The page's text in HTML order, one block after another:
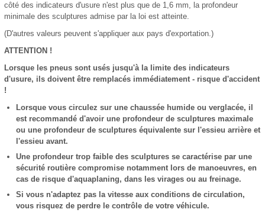
côté des indicateurs d'usure n'est plus que de 1,6 mm, la profondeur
minimale des sculptures admise par la loi est atteinte.
(D'autres valeurs peuvent s'appliquer aux pays d'exportation.)
ATTENTION !
Lorsque les pneus sont usés jusqu'à la limite des indicateurs
d'usure, ils doivent être remplacés immédiatement - risque d'accident
!
Lorsque vous circulez sur une chaussée humide ou verglacée, il
est recommandé d'avoir une profondeur de sculptures maximale
ou une profondeur de sculptures équivalente sur l'essieu arrière et
l'essieu avant.
Une profondeur trop faible des sculptures se caractérise par une
sécurité routière compromise notamment lors de manoeuvres, en
cas de risque d'aquaplaning, dans les virages ou au freinage.
Si vous n'adaptez pas la vitesse aux conditions de circulation,
vous risquez de perdre le contrôle de votre véhicule.